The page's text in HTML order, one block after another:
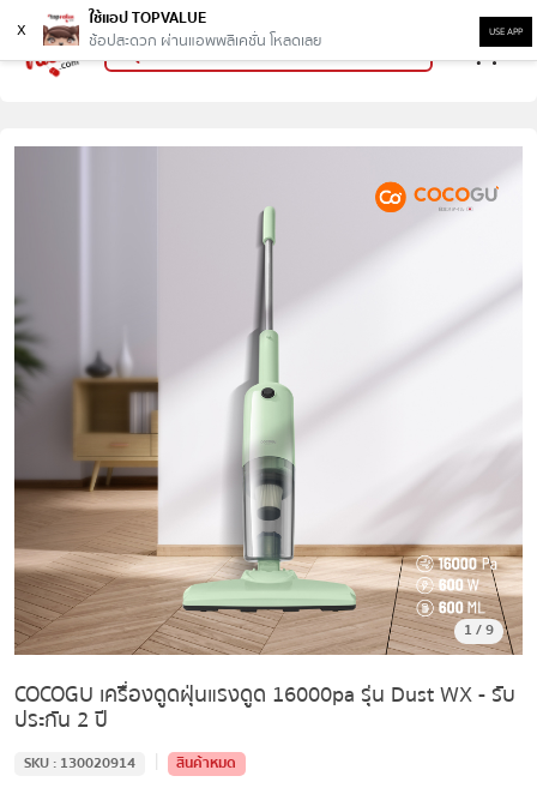
x
ใช้แอป TOPVALUE
ช้อปสะดวก ผ่านแอพพลิเคชั่น โหลดเลย
USE APP
1 /9
COCOGU เครื่องดูดฝุ่นแรงดูด 16000pa รุ่น Dust WX - รับ
ประกัน 2 ปี
SKU : 130020914 |
สินค้าหมด